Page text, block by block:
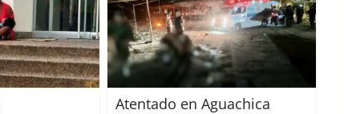
Atentado en Aguachica